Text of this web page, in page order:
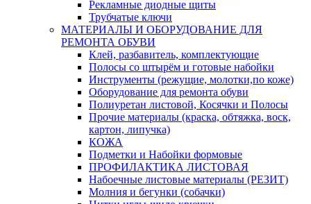
Рекламные диодные щиты
Трубчатые ключи
МАТЕРИАЛЫ И ОБОРУДОВАНИЕ ДЛЯ
РЕМОНТА ОБУВИ
Клей, разбавитель, комплектующие
Полосы со штырём и готовые набойки
Инструменты (режущие, молотки,по коже)
Оборудование для ремонта обуви
Полиуретан листовой, Косячки и Полосы
Прочие материалы (краска, обтяжка, воск,
картон, липучка)
КОЖА
Подметки и Набойки формовые
ПРОФИЛАКТИКА ЛИСТОВАЯ
Набоечные листовые материалы (РЕЗИТ)
Молния и бегунки (собачки)